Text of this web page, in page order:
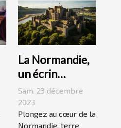
La Normandie,
un écrin
historique pour
des
événements
Sam. 23 décembre
2023
Plongez au cœur de la
Normandie, terre